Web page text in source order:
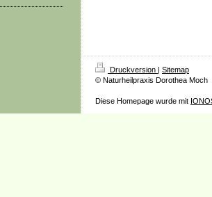
Druckversion | Sitemap
© Naturheilpraxis Dorothea Moch
Diese Homepage wurde mit